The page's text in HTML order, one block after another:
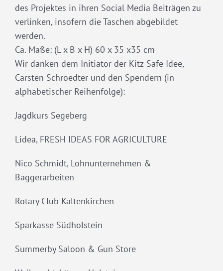
des Projektes in ihren Social Media Beiträgen zu
verlinken, insofern die Taschen abgebildet
werden.
Ca. Maße: (L x B x H) 60 x 35 x35 cm
Wir danken dem Initiator der Kitz-Safe Idee,
Carsten Schroedter und den Spendern (in
alphabetischer Reihenfolge):
Jagdkurs Segeberg
Lidea, FRESH IDEAS FOR AGRICULTURE
Nico Schmidt, Lohnunternehmen &
Baggerarbeiten
Rotary Club Kaltenkirchen
Sparkasse Südholstein
Summerby Saloon & Gun Store